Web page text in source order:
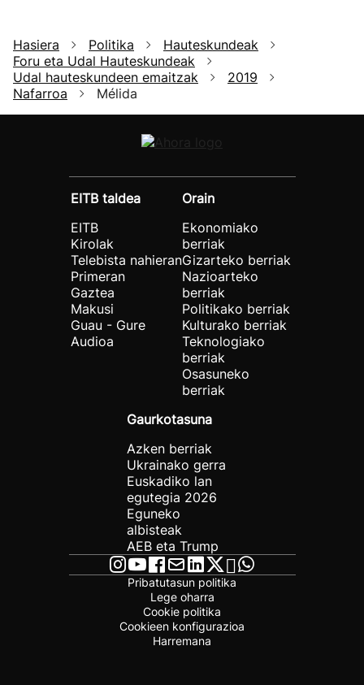
Hasiera Politika
Hauteskundeak
Foru eta Udal Hauteskundeak
Udal hauteskundeen emaitzak
2019
Nafarroa
Mélida
EITB taldea
EITB
Kirolak
Telebista nahieran
Primeran
Gaztea
Makusi
Guau - Gure
Audioa
Orain
Ekonomiako
berriak
Gizarteko berriak
Nazioarteko
berriak
Politikako berriak
Kulturako berriak
Teknologiako
berriak
Osasuneko
berriak
Gaurkotasuna
Azken berriak
Ukrainako gerra
Euskadiko lan
egutegia 2026
Eguneko
albisteak
AEB eta Trump
Pribatutasun politika
Lege oharra
Cookie politika
Cookieen konfigurazioa
Harremana